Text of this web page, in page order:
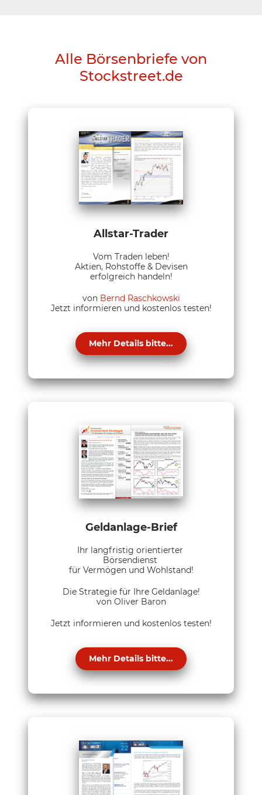
Alle Börsenbriefe von
Stockstreet.de
Allstar-Trader
Vom Traden leben!
Aktien, Rohstoffe & Devisen
erfolgreich handeln!
von Bernd Raschkowski
Jetzt informieren und kostenlos testen!
Mehr Details bitte...
Geldanlage-Brief
Ihr langfristig orientierter
Börsendienst
für Vermögen und Wohlstand!
Die Strategie für Ihre Geldanlage!
von Oliver Baron
Jetzt informieren und kostenlos testen!
Mehr Details bitte...